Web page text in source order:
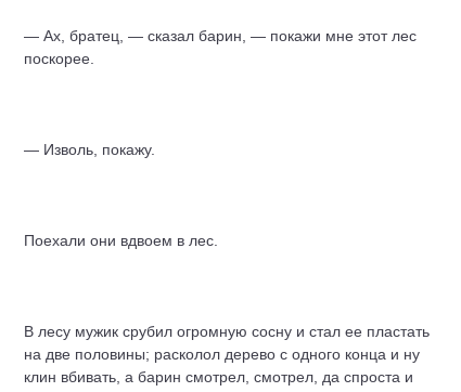
— Ах, братец, — сказал барин, — покажи мне этот лес
поскорее.
— Изволь, покажу.
Поехали они вдвоем в лес.
В лесу мужик срубил огромную сосну и стал ее пластать
на две половины; расколол дерево с одного конца и ну
клин вбивать, а барин смотрел, смотрел, да спроста и